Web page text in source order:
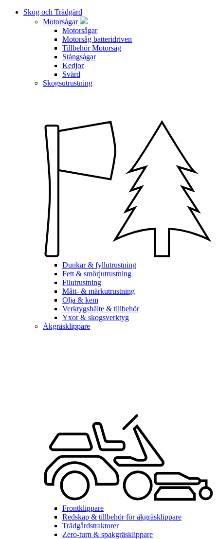
Skog och Trädgård
Motorsågar
Motorsågar
Motorsåg batteridriven
Tillbehör Motorsåg
Stångsågar
Kedjor
Svärd
Skogsutrustning
Dunkar & fyllutrustning
Fett & smörjutrustning
Filutrustning
Mått- & märkutrustning
Olja & kem
Verktygsbälte & tillbehör
Yxor & skogsverktyg
Åkgräsklippare
Frontklippare
Redskap & tillbehör för åkgräsklippare
Trädgårdstraktorer
Zero-turn & spakgräsklippare